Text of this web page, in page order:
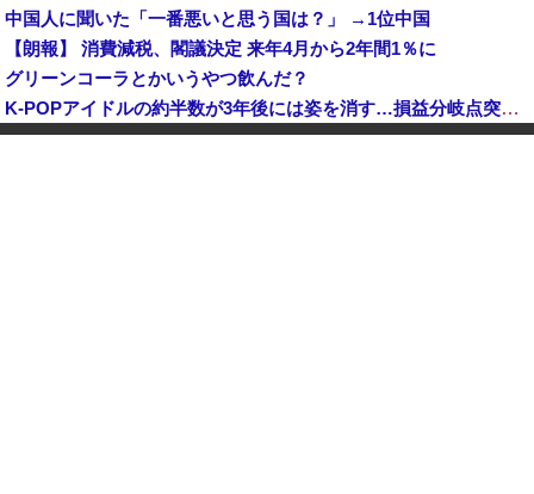
中国人に聞いた「一番悪いと思う国は？」 →1位中国
【朗報】 消費減税、閣議決定 来年4月から2年間1％に
グリーンコーラとかいうやつ飲んだ？
K-POPアイドルの約半数が3年後には姿を消す…損益分岐点突破は4％未満
韓国型イージス搭載の次世代駆逐艦「KDDX」1番艦…2032年竣工と公示！